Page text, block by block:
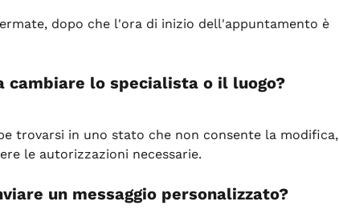
dopo che l'ora di inizio dell'appuntamento è
cambiare lo specialista o il luogo?
trovarsi in uno stato che non consente la modifica,
le autorizzazioni necessarie.
un messaggio personalizzato?